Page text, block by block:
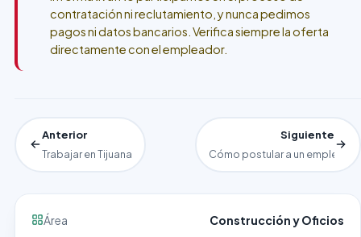
contratación ni reclutamiento, y nunca pedimos
pagos ni datos bancarios. Verifica siempre la oferta
directamente con el empleador.
Anterior
Trabajar en Tijuana
Siguiente
Cómo postular a un empleo
Área
Construcción y Oficios